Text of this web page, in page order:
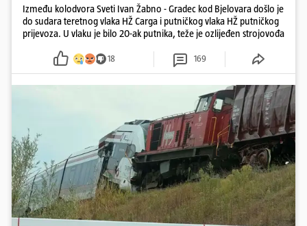
Između kolodvora Sveti Ivan Žabno - Gradec kod Bjelovara došlo je
do sudara teretnog vlaka HŽ Carga i putničkog vlaka HŽ putničkog
prijevoza. U vlaku je bilo 20-ak putnika, teže je ozlijeđen strojovođa
18 169